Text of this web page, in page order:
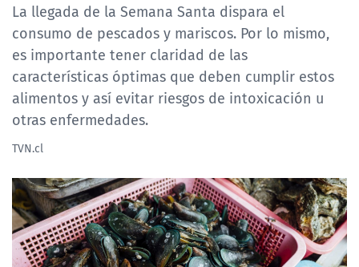
TVN VERTICAL
TVN PLAY
PROGRAMAS
TELESERIES
NTV
ACTUALIDAD Y TENDENCIAS
La llegada de la Semana Santa dispara el
consumo de pescados y mariscos. Por lo mismo,
es importante tener claridad de las
características óptimas que deben cumplir estos
alimentos y así evitar riesgos de intoxicación u
otras enfermedades.
TVN.cl